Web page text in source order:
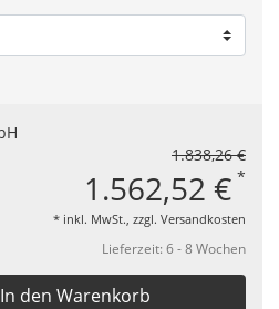
1.838,26 €
1.562,52 € *
* inkl. MwSt., zzgl. Versandkosten
Lieferzeit: 6 - 8 Wochen
In den Warenkorb